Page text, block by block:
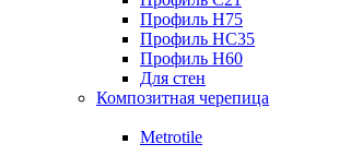
Профиль Н75
Профиль НС35
Профиль Н60
Для стен
Композитная черепица
Metrotile